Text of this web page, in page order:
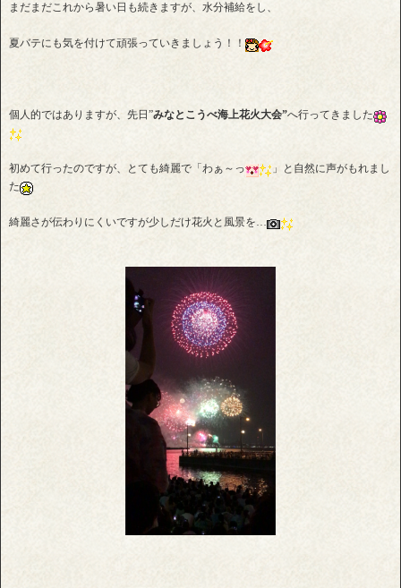
まだまだこれから暑い日も続きますが、水分補給をし、
夏バテにも気を付けて頑張っていきましょう！！
個人的ではありますが、先日”みなとこうべ海上花火大会”へ行ってきました
初めて行ったのですが、とても綺麗で「わぁ～っ
」と自然に声がもれまし
た
綺麗さが伝わりにくいですが少しだけ花火と風景を…